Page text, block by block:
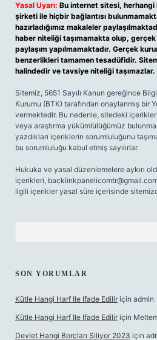
Yasal Uyarı: Bu internet sitesi, herhangi
şirketi ile hiçbir bağlantısı
hazırladığımız makaleler
haber niteliği taşımamakta olup,
paylaşım yapılmamaktadır. Gerçek
benzerlikleri tamamen tesadüfidir.
halindedir ve tavsiye niteliği taşımazlar.
Sitemiz, 5651 Sayılı Kanun gereğince
Kurumu (BTK) tarafından onaylanmış bir
vermektedir. Bu nedenle, sitedeki
veya araştırma yükümlülüğümüz
yazdıkları içeriklerin sorumluluğunu
bu sorumluluğu kabul etmiş sayılırlar.
Hukuka ve yasal düzenlemelere aykırı
içerikleri,
ilgili içerikler yasal süre içerisinde
SON YORUMLAR
Kütle Hangi Harf Ile Ifade Edilir için admin
Kütle Hangi Harf Ile Ifade Edilir için
Devlet Hangi Borçları Siliyor 2023 için